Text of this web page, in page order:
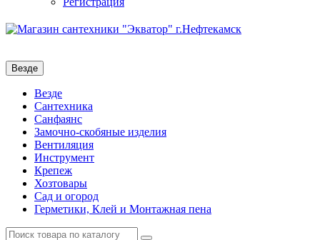
Везде
Везде
Сантехника
Санфаянс
Замочно-скобяные изделия
Вентиляция
Инструмент
Крепеж
Хозтовары
Сад и огород
Герметики, Клей и Монтажная пена